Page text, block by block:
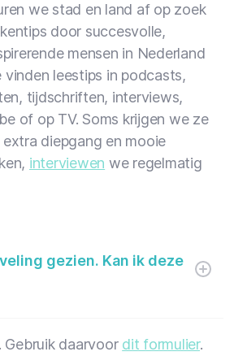
we stad en land af op zoek
door succesvolle,
mensen in Nederland
vinden leestips in podcasts,
tijdschriften, interviews,
of op TV. Soms krijgen we ze
extra diepgang en mooie
interviewen we regelmatig
gezien. Kan ik deze
Gebruik daarvoor dit formulier.